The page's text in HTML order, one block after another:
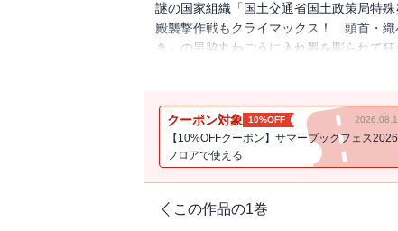
謎の国家組織「国土交通省国土政策局特
殿襲撃作戦もクライマックス！ 頭首・
き」の黒脇丸わごうに入れ墨を彫られて
クーポン対象 10%OFF
【10%OFFクーポン】サマーブックフェス
フロアで使える
この作品の1巻